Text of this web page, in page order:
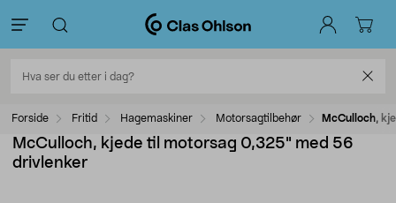
Forside Fritid Hagemaskiner Motorsagtilbehør McCulloch,
McCulloch, kjede til motorsag 0,325" med 56
drivlenker